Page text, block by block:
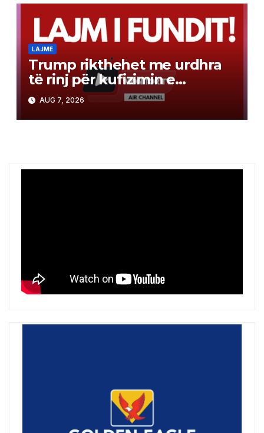
LAJME
Trump rikthehet me urdhra
të rinj për kufizimin e
shtetësisë automatike
AUG 7, 2026